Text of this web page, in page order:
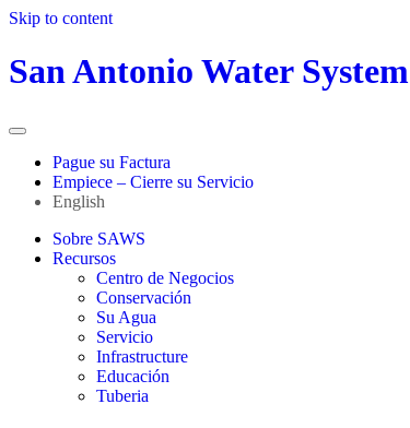
Skip to content
San Antonio Water System
Pague su Factura
Empiece – Cierre su Servicio
English
Sobre SAWS
Recursos
Centro de Negocios
Conservación
Su Agua
Servicio
Infrastructure
Educación
Tuberia